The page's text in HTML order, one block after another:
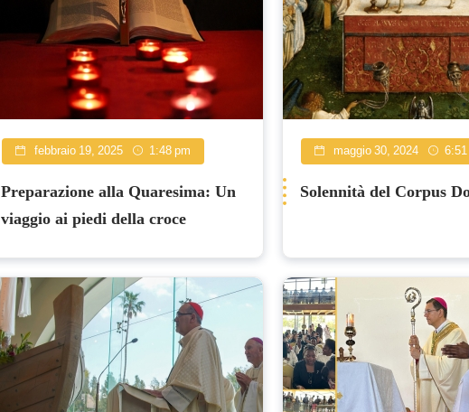
febbraio 19, 2025 1:48 pm
Preparazione alla Quaresima: Un
viaggio ai piedi della croce
maggio 30, 2024
Solennità del Corpus